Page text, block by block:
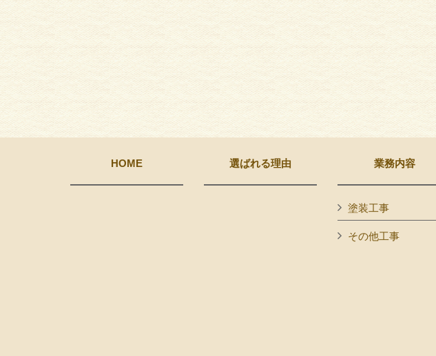
HOME 選ばれる理由 業務内容
塗装工事
その他工事